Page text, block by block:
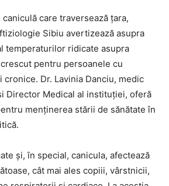
care traversează țara,
Sibiu avertizează asupra
temperaturilor ridicate asupra
pentru persoanele cu
Dr. Lavinia Danciu, medic
Director Medical al instituției, oferă
menținerea stării de sănătate în
și, în special, canicula, afectează
cât mai ales copiii, vârstnicii,